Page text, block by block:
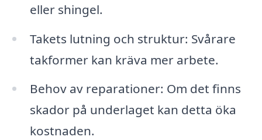
eller shingel.
Takets lutning och struktur: Svårare
takformer kan kräva mer arbete.
Behov av reparationer: Om det finns
skador på underlaget kan detta öka
kostnaden.